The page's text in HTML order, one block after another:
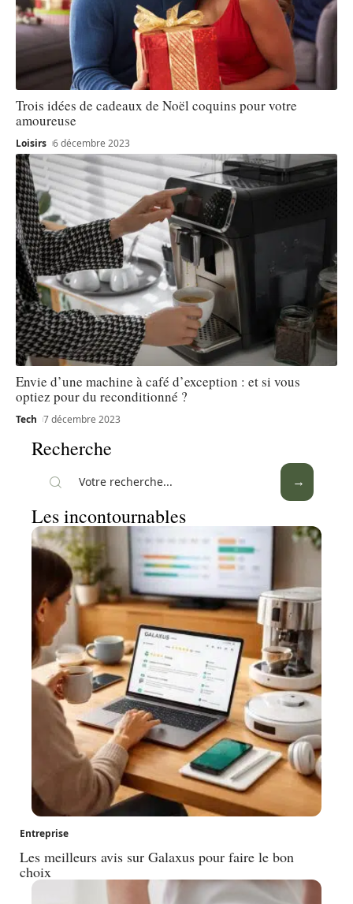
Trois idées de cadeaux de Noël coquins pour votre
amoureuse
Loisirs 6 décembre 2023
Envie d’une machine à café d’exception : et si vous
optiez pour du reconditionné ?
Tech 7 décembre 2023
Recherche
Les incontournables
Entreprise
Les meilleurs avis sur Galaxus pour faire le bon
choix